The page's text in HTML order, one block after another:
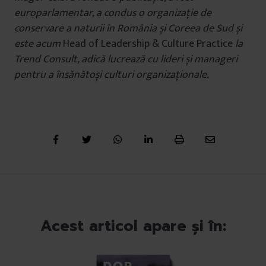
europarlamentar, a condus o organizație de
conservare a naturii în România și Coreea de Sud și
este acumHead of Leadership & Culture Practice la
Trend Consult, adică lucrează cu lideri și manageri
pentru a însănătoși culturi organizaționale.
Acest articol apare și în: